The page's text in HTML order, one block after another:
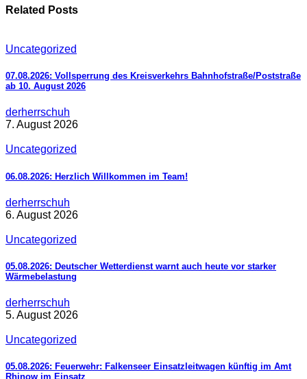
Related Posts
Uncategorized
07.08.2026: Vollsperrung des Kreisverkehrs Bahnhofstraße/Poststraße
ab 10. August 2026
derherrschuh
7. August 2026
Uncategorized
06.08.2026: Herzlich Willkommen im Team!
derherrschuh
6. August 2026
Uncategorized
05.08.2026: Deutscher Wetterdienst warnt auch heute vor starker
Wärmebelastung
derherrschuh
5. August 2026
Uncategorized
05.08.2026: Feuerwehr: Falkenseer Einsatzleitwagen künftig im Amt
Rhinow im Einsatz